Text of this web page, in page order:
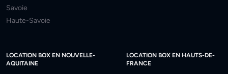
Savoie
Haute-Savoie
LOCATION BOX EN NOUVELLE-
AQUITAINE
LOCATION BOX EN HAUTS-DE-
FRANCE